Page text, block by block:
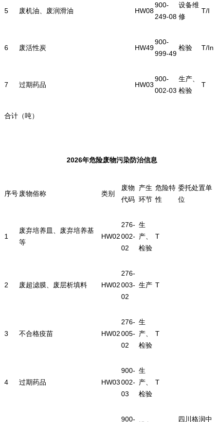
5 废机油、废润滑油 HW08
900-
249-08
设备维
修
T/I
6 废活性炭 HW49
900-
999-49
检验 T/In
7 过期药品 HW03
900-
002-03
生产、
检验
T
合计（吨）
2026年危险废物污染防治信息
序号 废物俗称 类别
废物
代码
产生
环节
危险特
性
委托处置单
位
1
废弃培养皿、废弃培养基
等
HW02
276-
002-
02
生
产、
检验
T
四川格润中
2 废超滤膜、废层析填料 HW02
276-
003-
02
生产 T
3 不合格疫苗 HW02
276-
005-
02
生
产、
检验
T
4 过期药品 HW03
900-
002-
03
生
产、
检验
T
900-